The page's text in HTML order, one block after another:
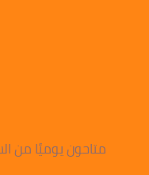
متاحون يوميًا من الساعة 9 صباحًا